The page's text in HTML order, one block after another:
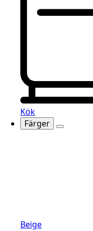
Kök
Färger
Beige